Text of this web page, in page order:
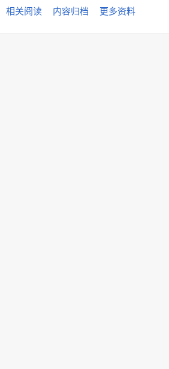
相关阅读 内容归档 更多资料